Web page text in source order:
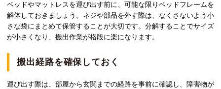
ベッドやマットレスを運び出す前に、可能な限りベッドフレームを
解体しておきましょう。ネジや部品を外す際は、なくさないよう小
さな袋にまとめて保管することが大切です。分解することでサイズ
が小さくなり、搬出作業が格段に楽になります。
搬出経路を確保しておく
運び出す際は、部屋から玄関までの経路を事前に確認し、障害物が